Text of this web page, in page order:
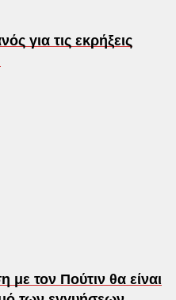
για τις εκρήξεις
με τον Πούτιν θα είναι